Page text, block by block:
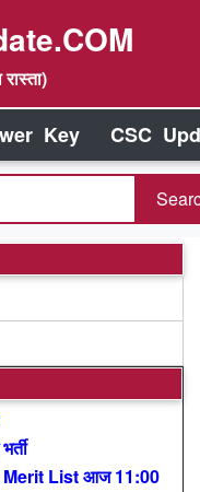
Key CSC
Merit List आज 11:00